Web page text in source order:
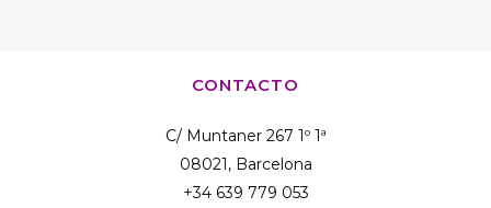
CONTACTO
C/ Muntaner 267 1º 1ª
08021, Barcelona
+34 639 779 053